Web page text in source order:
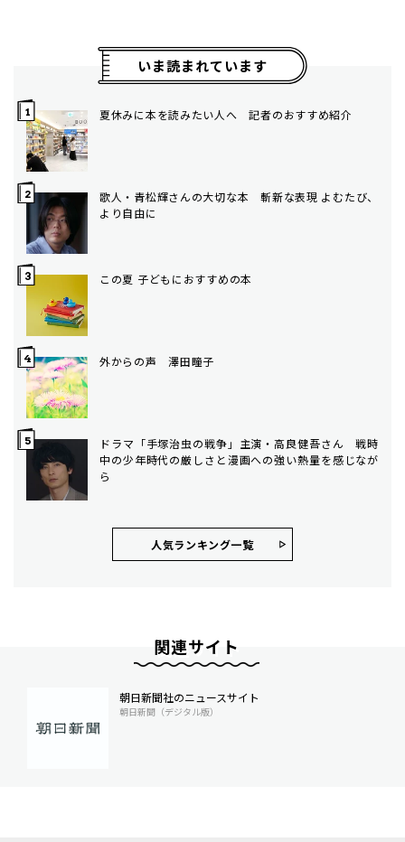
いま読まれています
夏休みに本を読みたい人へ 記者のおすすめ紹介
歌人・青松輝さんの大切な本 斬新な表現 よむたび、
より自由に
この夏 子どもにおすすめの本
外からの声 澤田瞳子
ドラマ「手塚治虫の戦争」主演・高良健吾さん 戦時
中の少年時代の厳しさと漫画への強い熱量を感じなが
ら
人気ランキング⼀覧
関連サイト
朝日新聞社のニュースサイト
朝日新聞（デジタル版）